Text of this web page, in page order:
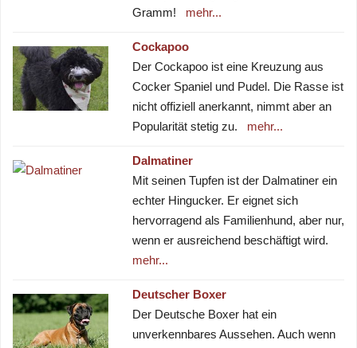
Gramm!
mehr...
Cockapoo
Der Cockapoo ist eine Kreuzung aus
Cocker Spaniel und Pudel. Die Rasse ist
nicht offiziell anerkannt, nimmt aber an
Popularität stetig zu.
mehr...
Dalmatiner
Mit seinen Tupfen ist der Dalmatiner ein
echter Hingucker. Er eignet sich
hervorragend als Familienhund, aber nur,
wenn er ausreichend beschäftigt wird.
mehr...
Deutscher Boxer
Der Deutsche Boxer hat ein
unverkennbares Aussehen. Auch wenn